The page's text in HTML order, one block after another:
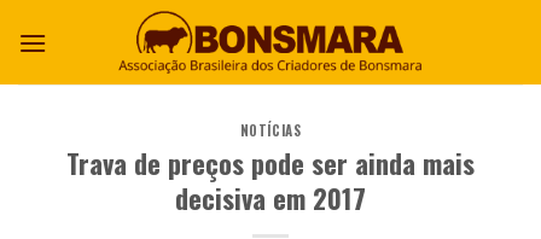
NOTÍCIAS
Trava de preços pode ser ainda mais
decisiva em 2017